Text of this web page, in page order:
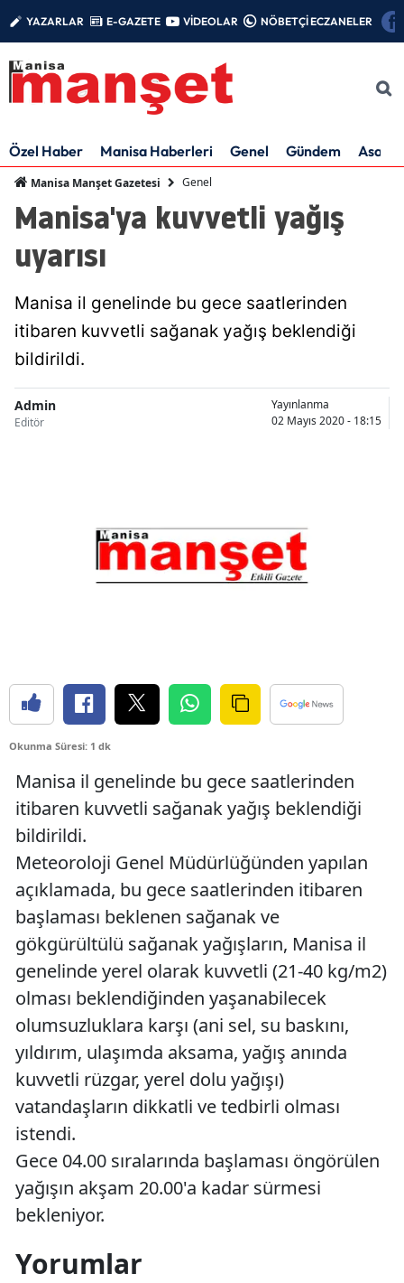
YAZARLAR E-GAZETE VİDEOLAR NÖBETÇİ ECZANELER
Özel Haber Manisa Haberleri Genel Gündem Asayiş
Manisa Manşet Gazetesi Genel
Manisa'ya kuvvetli yağış
uyarısı
Manisa il genelinde bu gece saatlerinden
itibaren kuvvetli sağanak yağış beklendiği
bildirildi.
Admin
Editör
Yayınlanma
02 Mayıs 2020 - 18:15
Okunma Süresi: 1 dk
Manisa il genelinde bu gece saatlerinden
itibaren kuvvetli sağanak yağış beklendiği
bildirildi.
Meteoroloji Genel Müdürlüğünden yapılan
açıklamada, bu gece saatlerinden itibaren
başlaması beklenen sağanak ve
gökgürültülü sağanak yağışların, Manisa il
genelinde yerel olarak kuvvetli (21-40 kg/m2)
olması beklendiğinden yaşanabilecek
olumsuzluklara karşı (ani sel, su baskını,
yıldırım, ulaşımda aksama, yağış anında
kuvvetli rüzgar, yerel dolu yağışı)
vatandaşların dikkatli ve tedbirli olması
istendi.
Gece 04.00 sıralarında başlaması öngörülen
yağışın akşam 20.00'a kadar sürmesi
bekleniyor.
Yorumlar